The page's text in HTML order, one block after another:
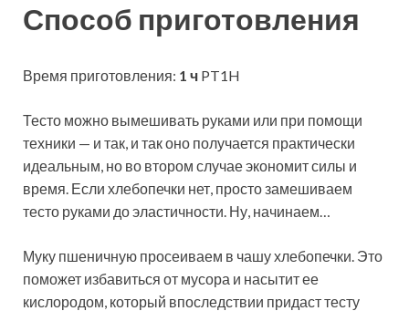
Способ приготовления
Время приготовления: 1 ч PT1H
Тесто можно вымешивать руками или при помощи
техники — и так, и так оно получается практически
идеальным, но во втором случае экономит силы и
время. Если хлебопечки нет, просто замешиваем
тесто руками до эластичности. Ну, начинаем…
Муку пшеничную просеиваем в чашу хлебопечки. Это
поможет избавиться от мусора и насытит ее
кислородом, который впоследствии придаст тесту